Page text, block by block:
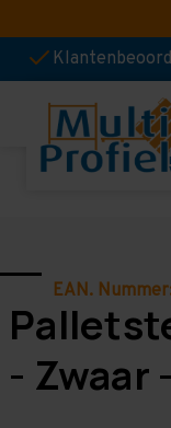
EAN.
- Zwaar